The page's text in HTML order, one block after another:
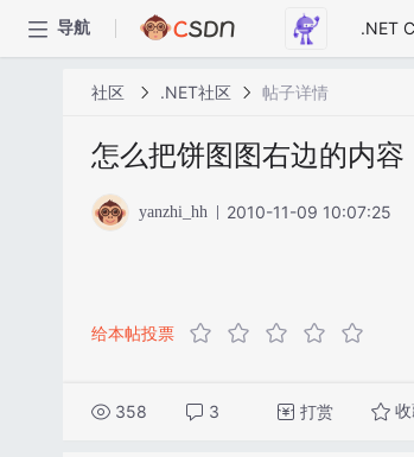
导航
社区 .NET社区 帖子详情
怎么把饼图图右边的内容
yanzhi_hh 2010-11-09 10:07:25
给本帖投票
358 3 打赏